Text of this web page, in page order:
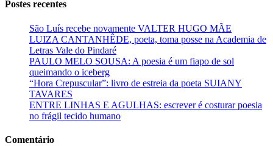
Postes recentes
São Luís recebe novamente VALTER HUGO MÃE
LUIZA CANTANHÊDE, poeta, toma posse na Academia de
Letras Vale do Pindaré
PAULO MELO SOUSA: A poesia é um fiapo de sol
queimando o iceberg
“Hora Crepuscular”: livro de estreia da poeta SUIANY
TAVARES
ENTRE LINHAS E AGULHAS: escrever é costurar poesia
no frágil tecido humano
Comentário